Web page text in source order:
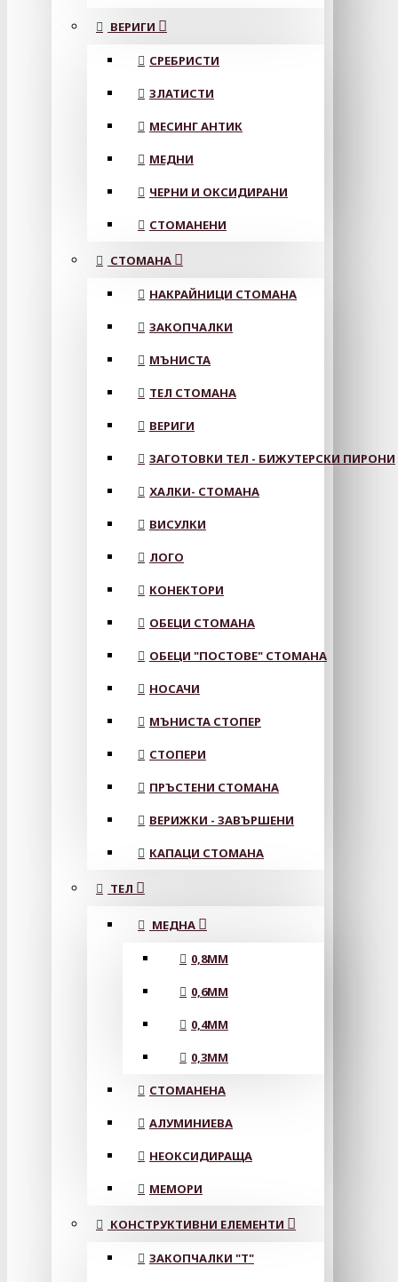
ВЕРИГИ
СРЕБРИСТИ
ЗЛАТИСТИ
МЕСИНГ АНТИК
МЕДНИ
ЧЕРНИ И ОКСИДИРАНИ
СТОМАНЕНИ
СТОМАНА
НАКРАЙНИЦИ СТОМАНА
ЗАКОПЧАЛКИ
МЪНИСТА
ТЕЛ СТОМАНА
ВЕРИГИ
ЗАГОТОВКИ ТЕЛ - БИЖУТЕРСКИ ПИРОНИ
ХАЛКИ- СТОМАНА
ВИСУЛКИ
ЛОГО
КОНЕКТОРИ
ОБЕЦИ СТОМАНА
ОБЕЦИ "ПОСТОВЕ" СТОМАНА
НОСАЧИ
МЪНИСТА СТОПЕР
СТОПЕРИ
ПРЪСТЕНИ СТОМАНА
ВЕРИЖКИ - ЗАВЪРШЕНИ
КАПАЦИ СТОМАНА
ТЕЛ
МЕДНА
0,8MM
0,6MM
0,4MM
0,3MM
СТОМАНЕНА
АЛУМИНИЕВА
НЕОКСИДИРАЩА
МЕМОРИ
КОНСТРУКТИВНИ ЕЛЕМЕНТИ
ЗАКОПЧАЛКИ "Т"